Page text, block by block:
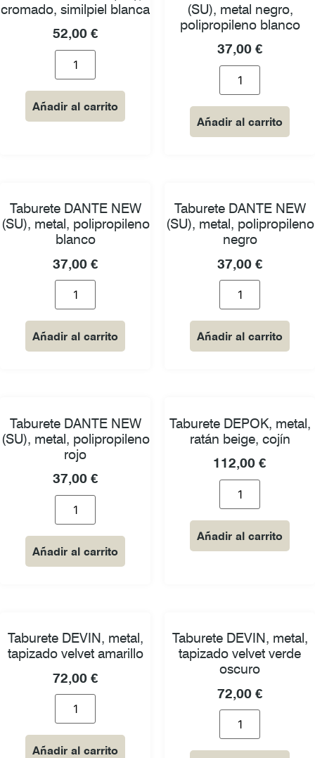
cromado, similpiel blanca
52,00 €
Añadir al carrito
(SU), metal negro,
polipropileno blanco
37,00 €
Añadir al carrito
Taburete DANTE NEW
(SU), metal, polipropileno
blanco
37,00 €
Añadir al carrito
Taburete DANTE NEW
(SU), metal, polipropileno
negro
37,00 €
Añadir al carrito
Taburete DANTE NEW
(SU), metal, polipropileno
rojo
37,00 €
Añadir al carrito
Taburete DEPOK, metal,
ratán beige, cojín
112,00 €
Añadir al carrito
Taburete DEVIN, metal,
tapizado velvet amarillo
72,00 €
Añadir al carrito
Taburete DEVIN, metal,
tapizado velvet verde
oscuro
72,00 €